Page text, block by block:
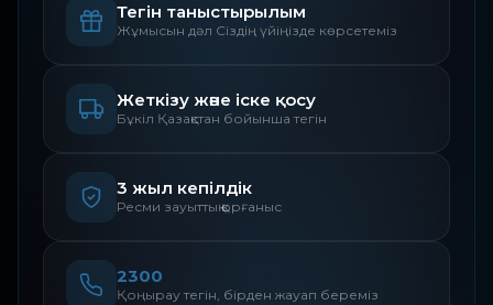
Тегін таныстырылым
Жұмысын дәл Сіздің үйіңізде көрсетеміз
Жеткізу және іске қосу
Бұкіл Қазақстан бойынша тегін
3 жыл кепілдік
Ресми зауыттық қорғаныс
2300
Қоңырау тегін, бірден жауап береміз